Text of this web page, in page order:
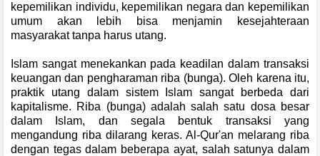
kepemilikan individu, kepemilikan negara dan kepemilikan
umum akan lebih bisa menjamin kesejahteraan
masyarakat tanpa harus utang.
Islam sangat menekankan pada keadilan dalam transaksi
keuangan dan pengharaman riba (bunga). Oleh karena itu,
praktik utang dalam sistem Islam sangat berbeda dari
kapitalisme. Riba (bunga) adalah salah satu dosa besar
dalam Islam, dan segala bentuk transaksi yang
mengandung riba dilarang keras. Al-Qur'an melarang riba
dengan tegas dalam beberapa ayat, salah satunya dalam